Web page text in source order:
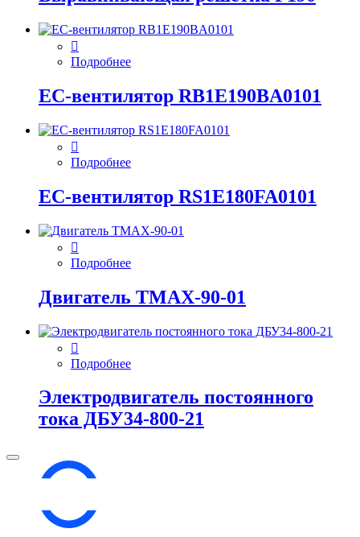
Подробнее
EC-вентилятор RB1E190BA0101
Подробнее
EC-вентилятор RS1E180FA0101
Подробнее
Двигатель ТМАХ-90-01
Подробнее
Электродвигатель постоянного
тока ДБУ34‑800‑21